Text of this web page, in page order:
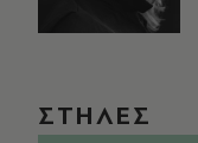
ΣΤΗΛΕΣ